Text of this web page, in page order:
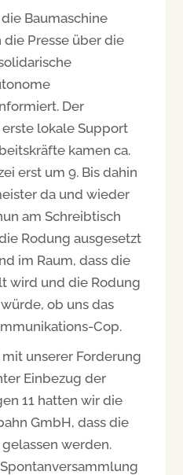
Baumaschine
Presse über die
Der
lokale Support
kamen ca.
erst um 9. Bis dahin
da und wieder
am Schreibtisch
Rodung ausgesetzt
im Raum, dass die
wird und die Rodung
ob uns das
Cop.
unserer Forderung
Einbezug der
11 hatten wir die
GmbH, dass die
werden.